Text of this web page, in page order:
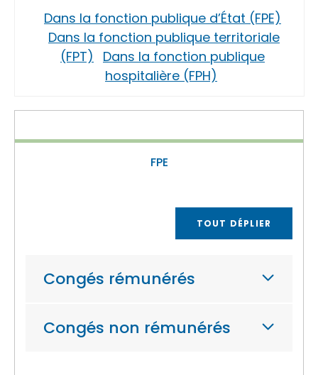
Dans la fonction publique d’État (FPE)
Dans la fonction publique territoriale
(FPT)
Dans la fonction publique
hospitalière (FPH)
FPE
TOUT DÉPLIER
Congés rémunérés
Congés non rémunérés